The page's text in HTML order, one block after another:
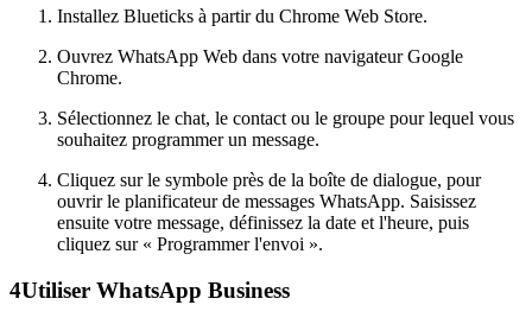
Installez Blueticks à partir du Chrome Web Store.
Ouvrez WhatsApp Web dans votre navigateur Google
Chrome.
Sélectionnez le chat, le contact ou le groupe pour lequel vous
souhaitez programmer un message.
Cliquez sur le symbole près de la boîte de dialogue, pour
ouvrir le planificateur de messages WhatsApp. Saisissez
ensuite votre message, définissez la date et l'heure, puis
cliquez sur « Programmer l'envoi ».
4Utiliser WhatsApp Business